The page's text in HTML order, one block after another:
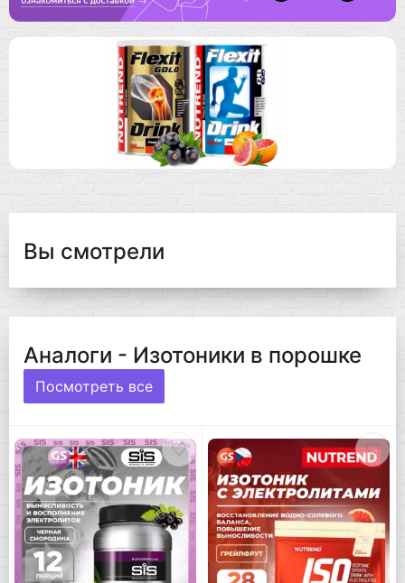
Вы смотрели
Аналоги - Изотоники в порошке
Посмотреть все